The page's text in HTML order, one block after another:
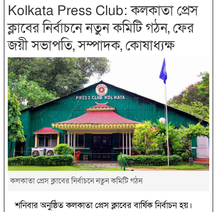
Kolkata Press Club: কলকাতা প্রেস
ক্লাবের নির্বাচনে নতুন কমিটি গঠন, ফের
জয়ী সভাপতি, সম্পাদক, কোষাধ্যক্ষ
কলকাতা প্রেস ক্লাবের নির্বাচনে নতুন কমিটি গঠন
শনিবার অনুষ্ঠিত কলকাতা প্রেস ক্লাবের বার্ষিক নির্বাচন হয়।